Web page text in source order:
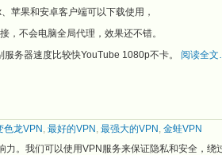
苹果和安卓客户端可以下载使用，
，不会电脑全局代理，效果还不错。
务器速度比较快YouTube 1080p不卡。 阅读全
色龙VPN , 最好的VPN , 最强大的VPN , 金蛙VPN
。我们可以使用VPN服务来保证隐私和安全，绕